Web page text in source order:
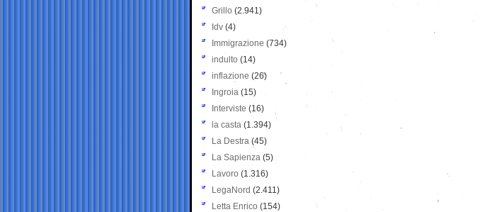
Grillo (2.941)
Idv (4)
Immigrazione (734)
indulto (14)
inflazione (26)
Ingroia (15)
Interviste (16)
la casta (1.394)
La Destra (45)
La Sapienza (5)
Lavoro (1.316)
LegaNord (2.411)
Letta Enrico (154)